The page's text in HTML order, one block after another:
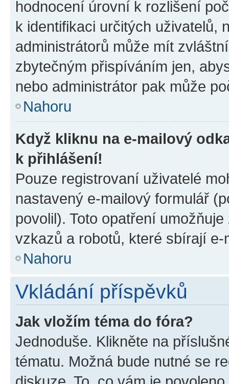
hodnocení úrovní k rozlišení
k identifikaci určitých uživatelů,
administrátorů může mít
zbytečným přispíváním jen,
nebo administrátor pak může
Nahoru
Když kliknu na e-mailový
k přihlášení!
Pouze registrovaní uživatelé
nastavený e-mailový formulář
povolil). Toto opatření
vzkazů a robotů, které sbírají e-
Nahoru
Vkládání příspěvků
Jak vložím téma do fóra?
Jednoduše. Klikněte na
tématu. Možná bude nutné se